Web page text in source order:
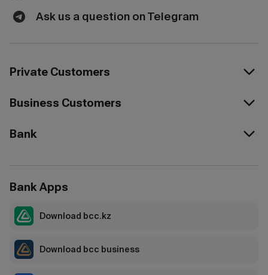
Ask us a question on Telegram
Private Customers
Business Customers
Bank
Bank Apps
Download bcc.kz
Download bcc business